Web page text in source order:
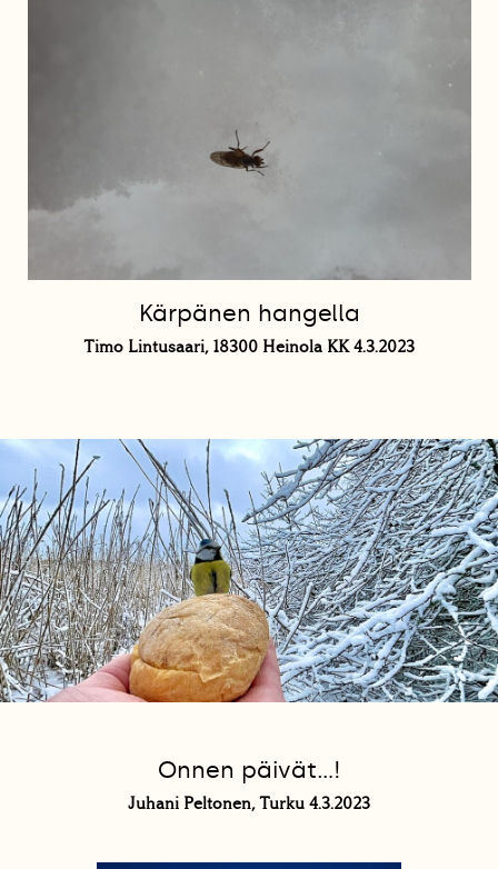
Kärpänen hangella
Timo Lintusaari, 18300 Heinola KK 4.3.2023
Onnen päivät…!
Juhani Peltonen, Turku 4.3.2023